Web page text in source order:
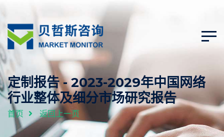
定制报告 - 2023-2029年中国网络
行业整体及细分市场研究报告
首页 返回上一页